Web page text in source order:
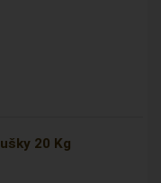
20 Kg